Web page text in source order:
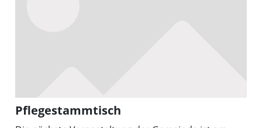
Pflegestammtisch